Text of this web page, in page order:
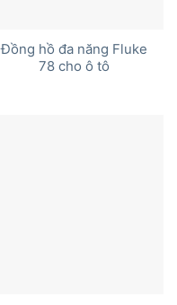
Đồng hồ đa năng Fluke
78 cho ô tô